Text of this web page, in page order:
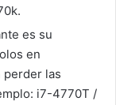
es su
en
perder las
i7-4770T /